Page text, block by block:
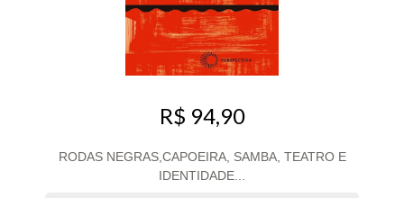
R$ 94,90
RODAS NEGRAS,CAPOEIRA, SAMBA, TEATRO E
IDENTIDADE...